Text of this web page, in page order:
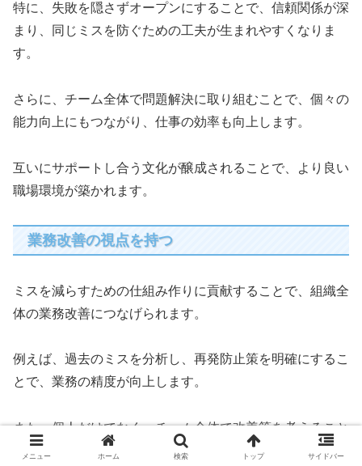
特に、失敗を隠さずオープンにすることで、信頼関係が深
まり、同じミスを防ぐための工夫が生まれやすくなりま
す。
さらに、チーム全体で問題解決に取り組むことで、個々の
能力向上にもつながり、仕事の効率も向上します。
互いにサポートし合う文化が醸成されることで、より良い
職場環境が築かれます。
業務改善の視点を持つ
ミスを減らすための仕組み作りに貢献することで、組織全
体の業務改善につなげられます。
例えば、過去のミスを分析し、再発防止策を明確にするこ
とで、業務の精度が向上します。
また、個人だけでなく、チーム全体で改善策を考えること
で、より効率的な業務プロセスが確立されることもありま
メニュー ホーム 検索 トップ サイドバー